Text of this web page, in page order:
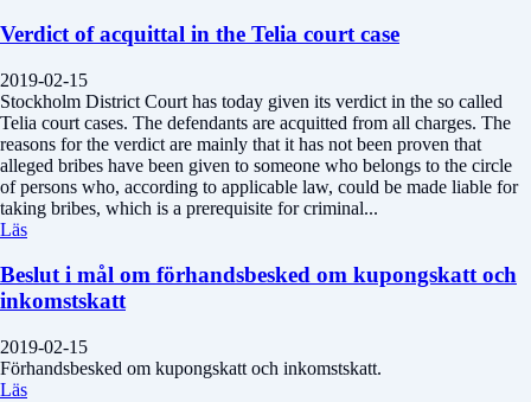
Verdict of acquittal in the Telia court case
2019-02-15
Stockholm District Court has today given its verdict in the so called
Telia court cases. The defendants are acquitted from all charges. The
reasons for the verdict are mainly that it has not been proven that
alleged bribes have been given to someone who belongs to the circle
of persons who, according to applicable law, could be made liable for
taking bribes, which is a prerequisite for criminal...
Läs
Beslut i mål om förhandsbesked om kupongskatt och
inkomstskatt
2019-02-15
Förhandsbesked om kupongskatt och inkomstskatt.
Läs